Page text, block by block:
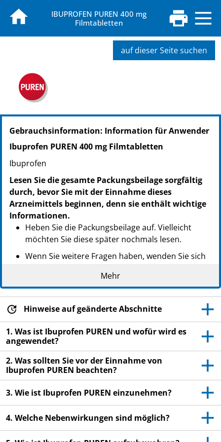
IBUPROFEN PUREN 400 mg
Filmtabletten
auf dieser Seite suchen
PZN: 13816654
PPN: 111381665400
NTIN: 04150138166546
PPN: 111381666063
NTIN: 04150138166607
PZN: 13816677
PPN: 111381667753
NTIN: 04150138166775
Gebrauchsinformation: Information für Anwender
Ibuprofen PUREN 400 mg Filmtabletten
Ibuprofen
Lesen Sie die gesamte Packungsbeilage sorgfältig
durch, bevor Sie mit der Einnahme dieses
Arzneimittels beginnen, denn sie enthält wichtige
Informationen.
Heben Sie die Packungsbeilage auf. Vielleicht
möchten Sie diese später nochmals lesen.
Wenn Sie weitere Fragen haben, wenden Sie sich
an Ihren Arzt oder Apotheker.
Dieses Arzneimittel wurde Ihnen persönlich
verschrieben. Geben Sie es nicht an Dritte weiter.
Es kann anderen Menschen schaden, auch wenn
diese die gleichen Beschwerden haben wie Sie.
Wenn Sie Nebenwirkungen bemerken, wenden Sie
sich an Ihren Arzt oder Apotheker. Dies gilt auch
für Nebenwirkungen, die nicht in dieser
Packungsbeilage angegeben sind. Siehe Abschnitt
Mehr
Hinweise auf geänderte Abschnitte
1. Was ist Ibuprofen PUREN und wofür wird es
angewendet?
2. Was sollten Sie vor der Einnahme von
Ibuprofen PUREN beachten?
3. Wie ist Ibuprofen PUREN einzunehmen?
4. Welche Nebenwirkungen sind möglich?